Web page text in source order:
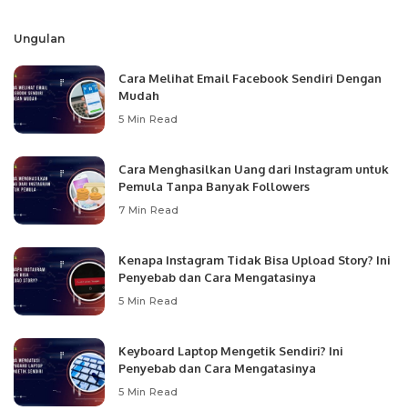
Ungulan
Cara Melihat Email Facebook Sendiri Dengan
Mudah
5 Min Read
Cara Menghasilkan Uang dari Instagram untuk
Pemula Tanpa Banyak Followers
7 Min Read
Kenapa Instagram Tidak Bisa Upload Story? Ini
Penyebab dan Cara Mengatasinya
5 Min Read
Keyboard Laptop Mengetik Sendiri? Ini
Penyebab dan Cara Mengatasinya
5 Min Read